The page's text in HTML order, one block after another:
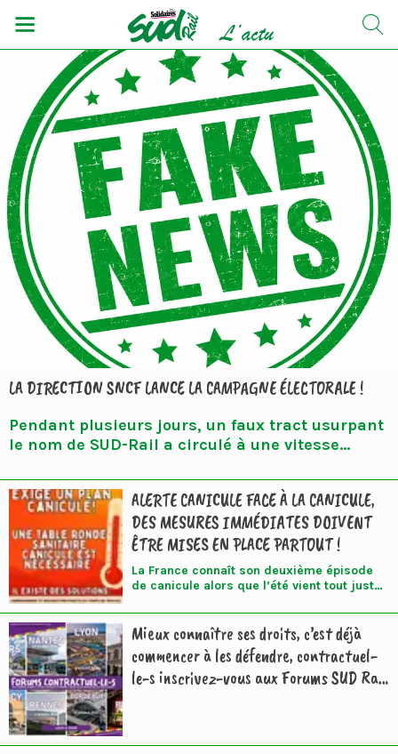
LA DIRECTION SNCF LANCE LA CAMPAGNE ÉLECTORALE !
Pendant plusieurs jours, un faux tract usurpant
le nom de SUD-Rail a circulé à une vitesse
directions du Groupe SNCF. Les faits sont
désormais établis : ce document n’a jamais été
rédigé, validé ou diffusé par notre organisation.
Il a été fabriqué par un dirigeant avant d’être
relayé dans le seul objectif de discréditer SUD-
Rail. Cette manipulation constitue une atteinte
grave aux libertés syndicales et soulève de
nombreuses questions sur les méthodes
employées lorsqu’il s’agit de s’en prendre à une
organisation qui dérange.
ALERTE CANICULE FACE À LA CANICULE,
DES MESURES IMMÉDIATES DOIVENT
ÊTRE MISES EN PLACE PARTOUT !
La France connaît son deuxième épisode
de canicule alors que l’été vient tout juste
départements de métropole sont placés en
vigilance rouge, avec des températures
grimpant jusqu’à plus de 40°C.
L’impréparation du gouvernement et du
patronat sont irresponsables alors que la
Mieux connaître ses droits, c’est déjà
commencer à les défendre, contractuel-
le-s inscrivez-vous aux Forums SUD Rail